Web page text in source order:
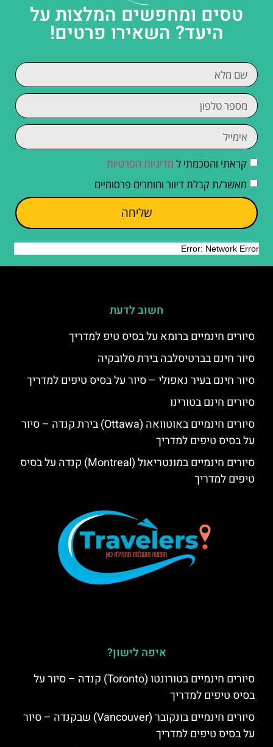
טסים ומחפשים המלצות על
היעד? השאירו פרטים!
קראתי והסכמתי ל מדיניות הפרטיות
מאשר/ת קבלת דיוור וחומרים פרסומיים
שליחה
חשוב לדעת
סיורים חינמיים ברומא על בסיס טיפ למדריך
סיור חינם בברטיסלבה בירת סלובקיה
סיור חינם בעיר נאפולי – סיור על בסיס טיפים למדריך
סיורים חינם בטורינו
סיורים חינמיים באוטוואה (Ottawa) בירת קנדה – סיור
על בסיס טיפים למדריך
סיורים חינמיים במונטריאול (Montreal) קנדה על בסיס
טיפים למדריך
איפה לישון?
סיורים חינמיים בטורונטו (Toronto) קנדה – סיור על
בסיס טיפים למדריך
סיורים חינמיים בונקובר (Vancouver) שבקנדה – סיור
על בסיס טיפים למדריך